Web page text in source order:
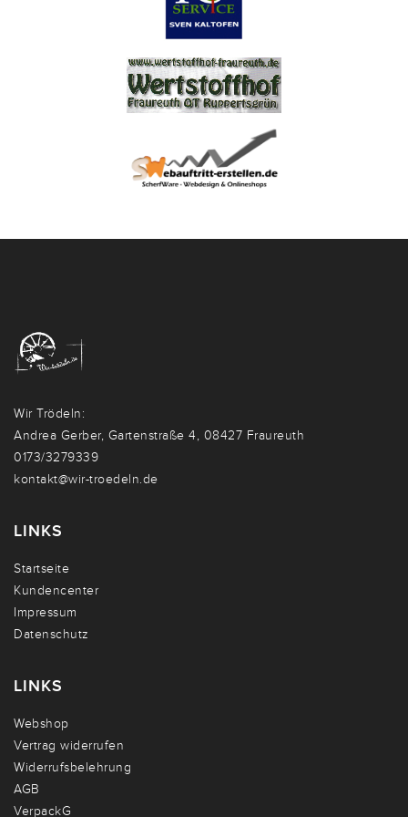
Wir Trödeln:
Andrea Gerber, Gartenstraße 4, 08427 Fraureuth
0173/3279339
kontakt@wir-troedeln.de
LINKS
Startseite
Kundencenter
Impressum
Datenschutz
LINKS
Webshop
Vertrag widerrufen
Widerrufsbelehrung
AGB
VerpackG